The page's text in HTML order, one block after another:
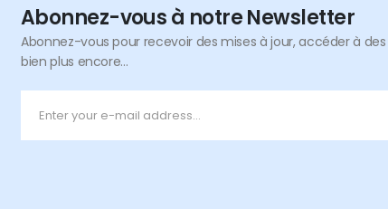
Abonnez-vous à notre Newsletter
Abonnez-vous pour recevoir des mises à jour, accéder à
bien plus encore...